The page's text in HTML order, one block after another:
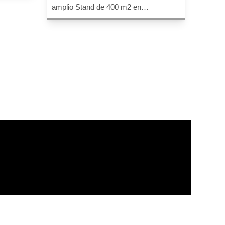
amplio Stand de 400 m2 en…